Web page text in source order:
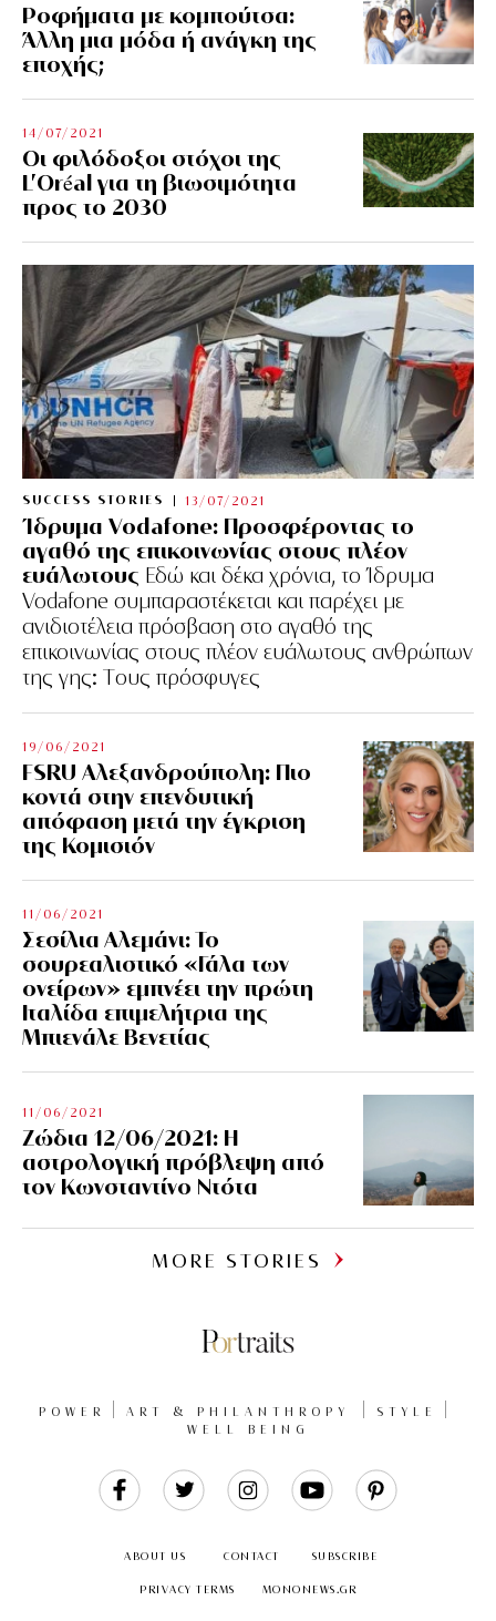
Ροφήματα με κομπούτσα:
Άλλη μια μόδα ή ανάγκη της
εποχής;
14/07/2021
Οι φιλόδοξοι στόχοι της
L’Oréal για τη βιωσιμότητα
προς το 2030
SUCCESS STORIES 13/07/2021
Ίδρυμα Vodafone: Προσφέροντας το
αγαθό της επικοινωνίας στους πλέον
ευάλωτους Εδώ και δέκα χρόνια, το Ίδρυμα
Vodafone συμπαραστέκεται και παρέχει με
ανιδιοτέλεια πρόσβαση στο αγαθό της
επικοινωνίας στους πλέον ευάλωτους ανθρώπων
της γης: Tους πρόσφυγες
19/06/2021
FSRU Αλεξανδρούπολη: Πιο
κοντά στην επενδυτική
απόφαση μετά την έγκριση
της Κομισιόν
11/06/2021
Σεσίλια Αλεμάνι: Το
σουρεαλιστικό «Γάλα των
ονείρων» εμπνέει την πρώτη
Ιταλίδα επιμελήτρια της
Μπιενάλε Βενετίας
11/06/2021
Ζώδια 12/06/2021: Η
αστρολογική πρόβλεψη από
τον Κωνσταντίνο Ντότα
MORE STORIES
POWER ART & PHILANTHROPY
STYLE
WELL BEING
ABOUT US CONTACT SUBSCRIBE
PRIVACY TERMS MONONEWS.GR